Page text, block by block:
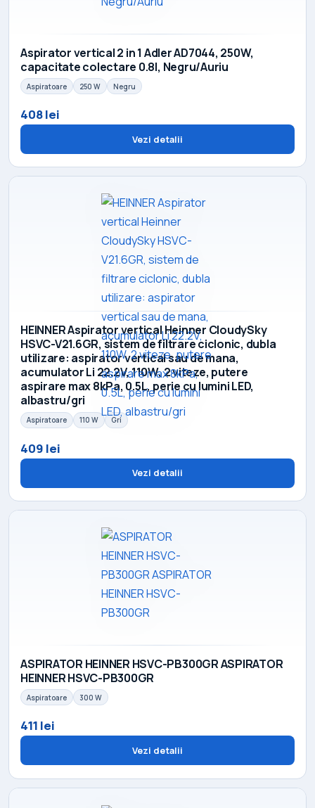
Aspirator vertical 2 in 1 Adler AD7044, 250W,
capacitate colectare 0.8l, Negru/Auriu
Aspiratoare 250 W Negru
408 lei
Vezi detalii
HEINNER Aspirator vertical Heinner CloudySky
HSVC-V21.6GR, sistem de filtrare ciclonic, dubla
utilizare: aspirator vertical sau de mana,
acumulator Li 22.2V, 110W, 2 viteze, putere
aspirare max 8kPa, 0.5L, perie cu lumini LED,
albastru/gri
Aspiratoare 110 W Gri
409 lei
Vezi detalii
ASPIRATOR HEINNER HSVC-PB300GR ASPIRATOR
HEINNER HSVC-PB300GR
Aspiratoare 300 W
411 lei
Vezi detalii